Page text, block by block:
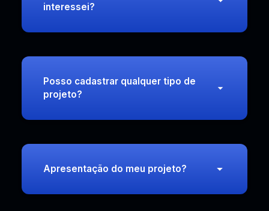
interessei?
Posso cadastrar qualquer tipo de
projeto?
Apresentação do meu projeto?